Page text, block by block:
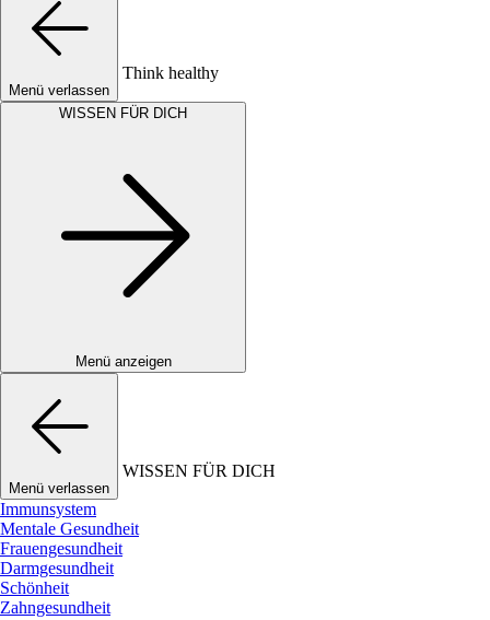
Menü verlassen
Think healthy
WISSEN FÜR DICH
Menü anzeigen
Menü verlassen
WISSEN FÜR DICH
Immunsystem
Mentale Gesundheit
Frauengesundheit
Darmgesundheit
Schönheit
Zahngesundheit